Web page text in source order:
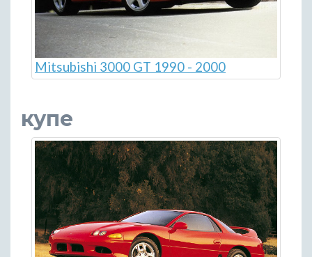
Mitsubishi 3000 GT 1990 - 2000
купе